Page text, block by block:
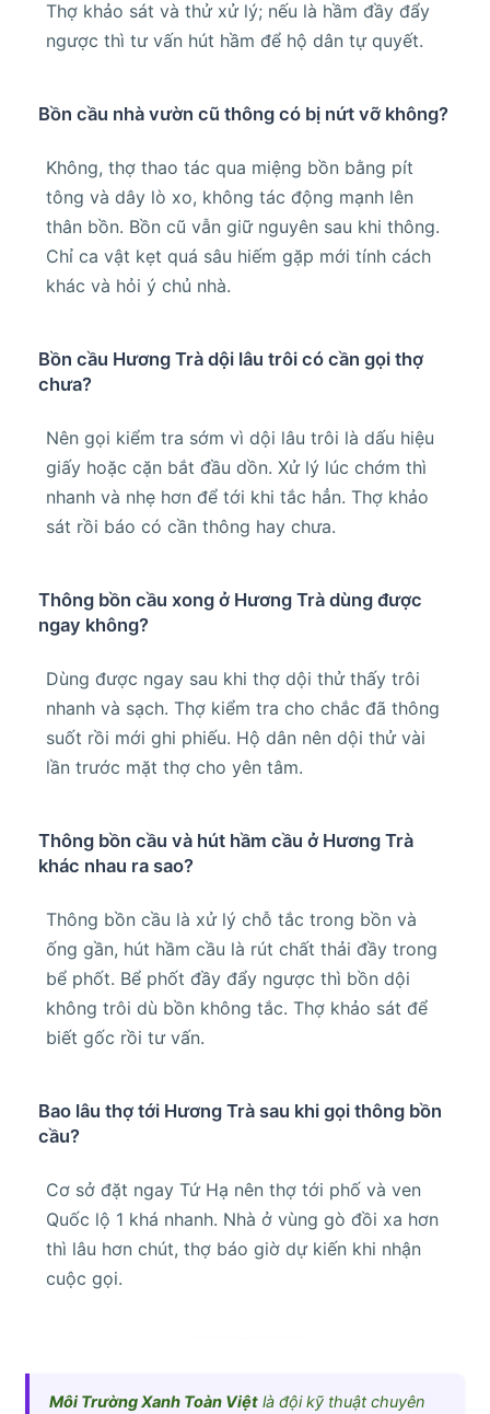
Thợ khảo sát và thử xử lý; nếu là hầm đầy đẩy
ngược thì tư vấn hút hầm để hộ dân tự quyết.
Bồn cầu nhà vườn cũ thông có bị nứt vỡ không?
Không, thợ thao tác qua miệng bồn bằng pít
tông và dây lò xo, không tác động mạnh lên
thân bồn. Bồn cũ vẫn giữ nguyên sau khi thông.
Chỉ ca vật kẹt quá sâu hiếm gặp mới tính cách
khác và hỏi ý chủ nhà.
Bồn cầu Hương Trà dội lâu trôi có cần gọi thợ
chưa?
Nên gọi kiểm tra sớm vì dội lâu trôi là dấu hiệu
giấy hoặc cặn bắt đầu dồn. Xử lý lúc chớm thì
nhanh và nhẹ hơn để tới khi tắc hẳn. Thợ khảo
sát rồi báo có cần thông hay chưa.
Thông bồn cầu xong ở Hương Trà dùng được
ngay không?
Dùng được ngay sau khi thợ dội thử thấy trôi
nhanh và sạch. Thợ kiểm tra cho chắc đã thông
suốt rồi mới ghi phiếu. Hộ dân nên dội thử vài
lần trước mặt thợ cho yên tâm.
Thông bồn cầu và hút hầm cầu ở Hương Trà
khác nhau ra sao?
Thông bồn cầu là xử lý chỗ tắc trong bồn và
ống gần, hút hầm cầu là rút chất thải đầy trong
bể phốt. Bể phốt đầy đẩy ngược thì bồn dội
không trôi dù bồn không tắc. Thợ khảo sát để
biết gốc rồi tư vấn.
Bao lâu thợ tới Hương Trà sau khi gọi thông bồn
cầu?
Cơ sở đặt ngay Tứ Hạ nên thợ tới phố và ven
Quốc lộ 1 khá nhanh. Nhà ở vùng gò đồi xa hơn
thì lâu hơn chút, thợ báo giờ dự kiến khi nhận
cuộc gọi.
Môi Trường Xanh Toàn Việt là đội kỹ thuật chuyên